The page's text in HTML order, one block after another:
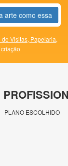
arte como essa
de Visitas, Papelaria,
PLANO ESCOLHIDO